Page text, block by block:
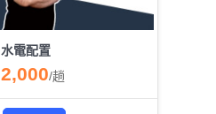
水電配置
2,000/趟